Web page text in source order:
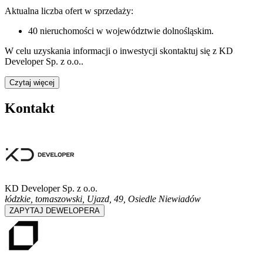
Aktualna liczba ofert w sprzedaży:
40 nieruchomości w województwie dolnośląskim.
W celu uzyskania informacji o inwestycji skontaktuj się z KD
Developer Sp. z o.o..
Czytaj więcej
Kontakt
KD Developer Sp. z o.o.
łódzkie, tomaszowski, Ujazd 49, Osiedle Niewiadów
ZAPYTAJ DEWELOPERA